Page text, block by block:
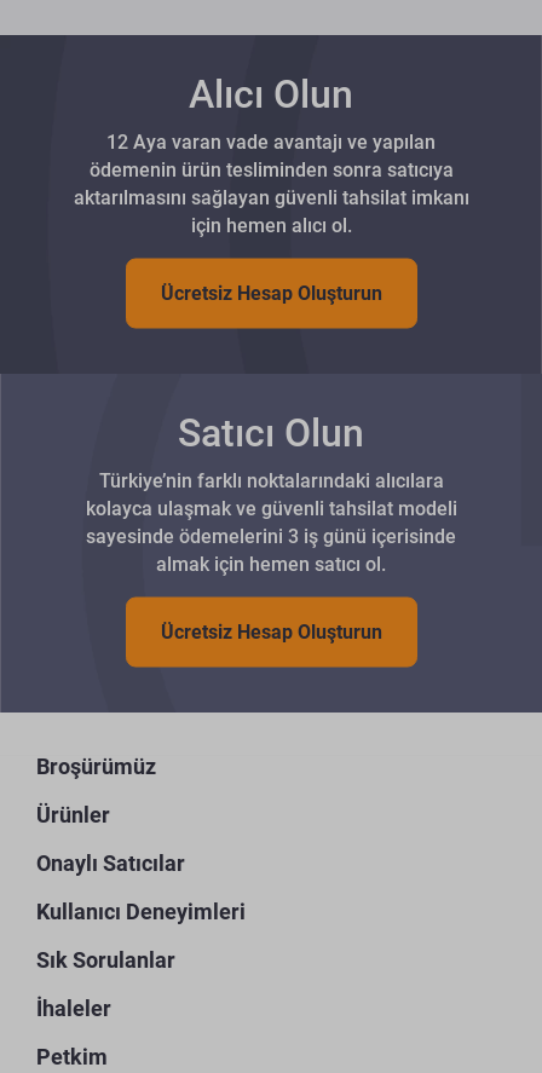
Alıcı Olun
12 Aya varan vade avantajı ve yapılan
ödemenin ürün tesliminden sonra satıcıya
aktarılmasını sağlayan güvenli tahsilat imkanı
için hemen alıcı ol.
Ücretsiz Hesap Oluşturun
Satıcı Olun
Türkiye’nin farklı noktalarındaki alıcılara
kolayca ulaşmak ve güvenli tahsilat modeli
sayesinde ödemelerini 3 iş günü içerisinde
almak için hemen satıcı ol.
Ücretsiz Hesap Oluşturun
Broşürümüz
Ürünler
Onaylı Satıcılar
Kullanıcı Deneyimleri
Sık Sorulanlar
İhaleler
Petkim